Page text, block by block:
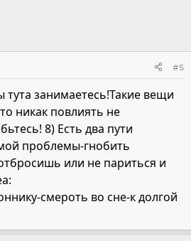
#5
занимаетесь!Такие вещи
никак повлиять не
8) Есть два пути
проблемы-гнобить
или не париться и
смероть во сне-к долгой